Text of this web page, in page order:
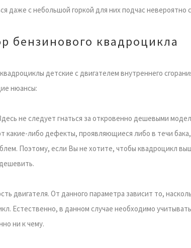
даже с небольшой горкой для них подчас невероятно
бензинового квадроцикла
детские с двигателем внутреннего
нюансы:
не следует гнаться за откровенно дешевыми
какие-либо дефекты, проявляющиеся либо в течи
Поэтому, если Вы не хотите, чтобы квадроцикл
двигателя. От данного параметра зависит то,
Естественно, в данном случае необходимо
ни к чему.